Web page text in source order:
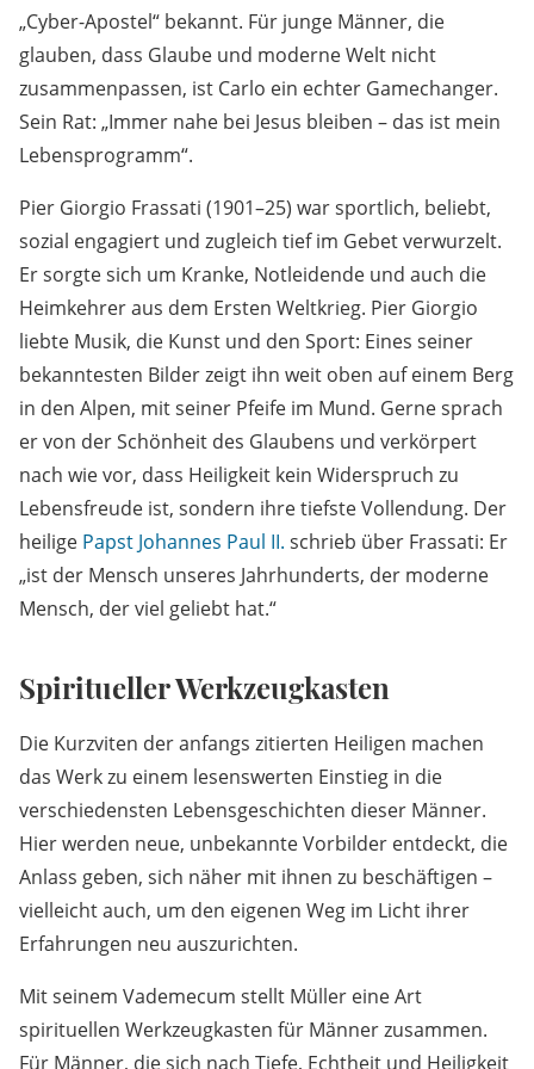
„Cyber-Apostel“ bekannt. Für junge Männer, die
glauben, dass Glaube und moderne Welt nicht
zusammenpassen, ist Carlo ein echter Gamechanger.
Sein Rat: „Immer nahe bei Jesus bleiben – das ist mein
Lebensprogramm“.
Pier Giorgio Frassati (1901–25) war sportlich, beliebt,
sozial engagiert und zugleich tief im Gebet verwurzelt.
Er sorgte sich um Kranke, Notleidende und auch die
Heimkehrer aus dem Ersten Weltkrieg. Pier Giorgio
liebte Musik, die Kunst und den Sport: Eines seiner
bekanntesten Bilder zeigt ihn weit oben auf einem Berg
in den Alpen, mit seiner Pfeife im Mund. Gerne sprach
er von der Schönheit des Glaubens und verkörpert
nach wie vor, dass Heiligkeit kein Widerspruch zu
Lebensfreude ist, sondern ihre tiefste Vollendung. Der
heilige Papst Johannes Paul II. schrieb über Frassati: Er
„ist der Mensch unseres Jahrhunderts, der moderne
Mensch, der viel geliebt hat.“
Spiritueller Werkzeugkasten
Die Kurzviten der anfangs zitierten Heiligen machen
das Werk zu einem lesenswerten Einstieg in die
verschiedensten Lebensgeschichten dieser Männer.
Hier werden neue, unbekannte Vorbilder entdeckt, die
Anlass geben, sich näher mit ihnen zu beschäftigen –
vielleicht auch, um den eigenen Weg im Licht ihrer
Erfahrungen neu auszurichten.
Mit seinem Vademecum stellt Müller eine Art
spirituellen Werkzeugkasten für Männer zusammen.
Für Männer, die sich nach Tiefe, Echtheit und Heiligkeit